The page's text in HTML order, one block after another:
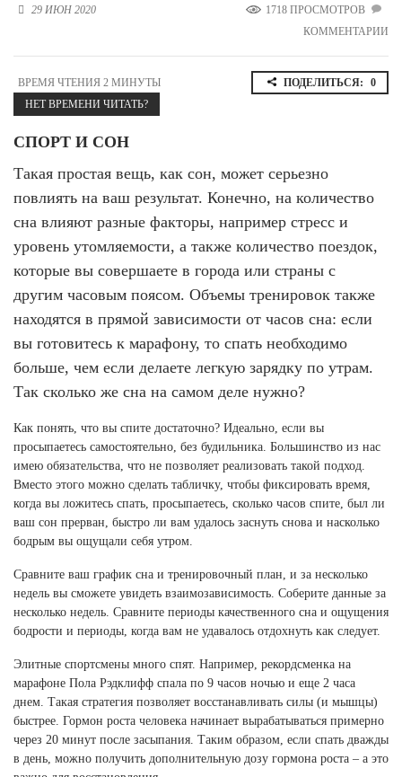
Новосибирская область (3)
Республика Башкортостан (3)
Республика Крым (1)
Республика Татарстан (2)
Ростовская область (2)
Самарская область (1)
Свердловская область (5)
Северная Осетия (2)
Томская область (1)
Хакасия (1)
Челябинская область (2)
Ямало-Ненецкий автономный округ (1)
Ярославская область (1)
29 ИЮН 2020
1718 ПРОСМОТРОВ
КОММЕНТАРИИ
ВРЕМЯ ЧТЕНИЯ 2 МИНУТЫ
НЕТ ВРЕМЕНИ ЧИТАТЬ?
ПОДЕЛИТЬСЯ: 0
СПОРТ И СОН
Такая простая вещь, как сон, может серьезно
повлиять на ваш результат. Конечно, на количество
сна влияют разные факторы, например стресс и
уровень утомляемости, а также количество поездок,
которые вы совершаете в города или страны с
другим часовым поясом. Объемы тренировок также
находятся в прямой зависимости от часов сна: если
вы готовитесь к марафону, то спать необходимо
больше, чем если делаете легкую зарядку по утрам.
Так сколько же сна на самом деле нужно?
Как понять, что вы спите достаточно? Идеально, если вы
просыпаетесь самостоятельно, без будильника. Большинство из нас
имею обязательства, что не позволяет реализовать такой подход.
Вместо этого можно сделать табличку, чтобы фиксировать время,
когда вы ложитесь спать, просыпаетесь, сколько часов спите, был ли
ваш сон прерван, быстро ли вам удалось заснуть снова и насколько
бодрым вы ощущали себя утром.
Сравните ваш график сна и тренировочный план, и за несколько
недель вы сможете увидеть взаимозависимость. Соберите данные за
несколько недель. Сравните периоды качественного сна и ощущения
бодрости и периоды, когда вам не удавалось отдохнуть как следует.
Элитные спортсмены много спят. Например, рекордсменка на
марафоне Пола Рэдклифф спала по 9 часов ночью и еще 2 часа
днем. Такая стратегия позволяет восстанавливать силы (и мышцы)
быстрее. Гормон роста человека начинает вырабатываться примерно
через 20 минут после засыпания. Таким образом, если спать дважды
в день, можно получить дополнительную дозу гормона роста – а это